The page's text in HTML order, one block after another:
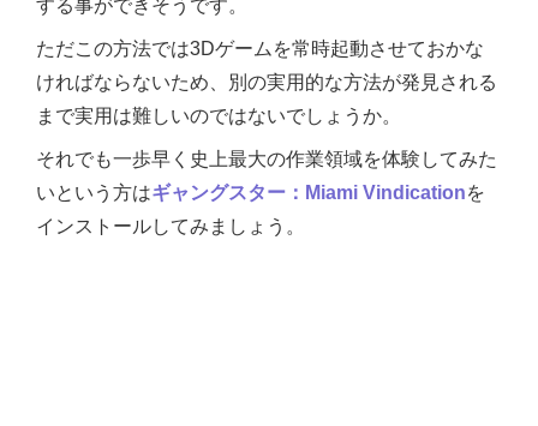
する事ができそうです。
ただこの方法では3Dゲームを常時起動させておかな
ければならないため、別の実用的な方法が発見される
まで実用は難しいのではないでしょうか。
それでも一歩早く史上最大の作業領域を体験してみた
いという方はギャングスター：Miami Vindicationを
インストールしてみましょう。